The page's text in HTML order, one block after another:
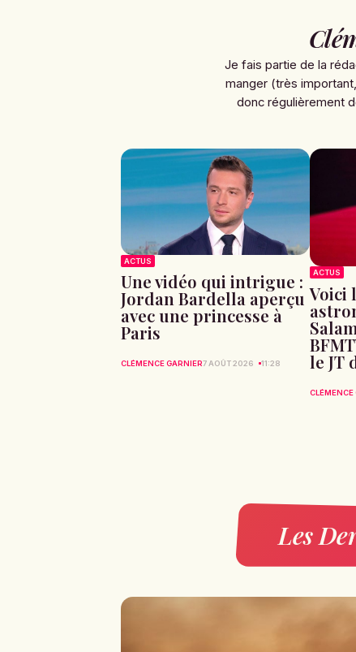
Je fais partie de la
manger (très
donc régulièrement
ACTUS
Une vidéo qui intrigue :
Jordan Bardella aperçu
avec une princesse à
Paris
CLÉMENCE GARNIER7 AOÛT 2026 11:28
ACTUS
Voici
le JT
CLÉMENCE
Les